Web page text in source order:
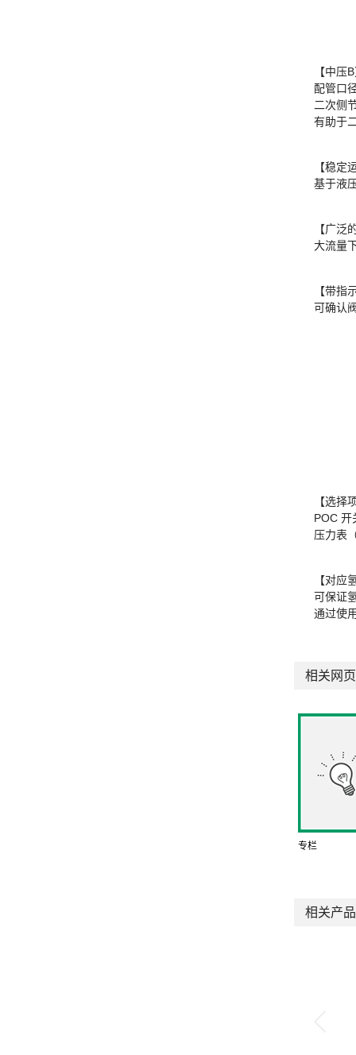
【中压
配管口
二次侧
有助于
【稳定
基于液
【广泛
大流量
【带指
可确认
【选择
POC 开
压力表
【对应
可保证
通过使
相关网页
专栏
相关产品